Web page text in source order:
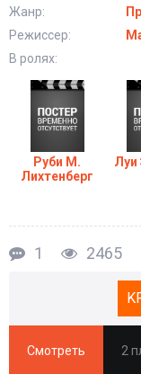
Жанр:
Режиссер:
В ролях:
Руби М.
Лихтенберг
Луи
1 2465
Смотреть 2